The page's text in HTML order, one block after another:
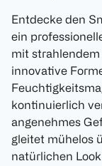
Entdecke den
ein
mit
innovative
kontinuierlich
angenehmes
gleitet mühelos
natürlichen